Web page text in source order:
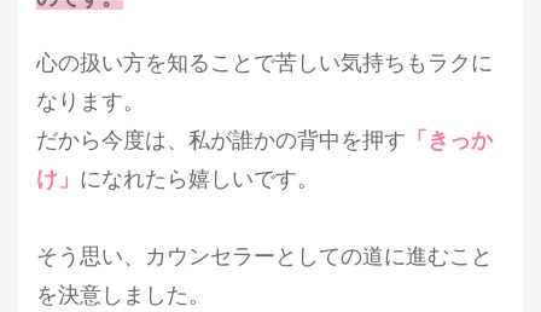
心の扱い方を知ることで苦しい気持ちもラクに
なります。
だから今度は、私が誰かの背中を押す 「きっか
け」 になれたら嬉しいです。
そう思い、カウンセラーとしての道に進むこと
を決意しました。